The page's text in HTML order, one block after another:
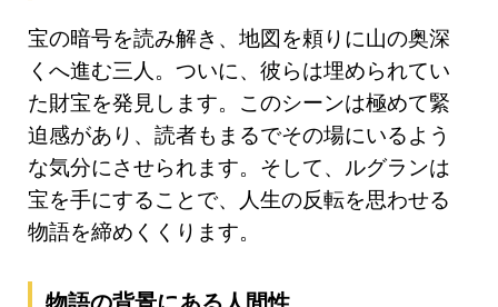
宝の暗号を読み解き、地図を頼りに山の奥深
くへ進む三人。ついに、彼らは埋められてい
た財宝を発見します。このシーンは極めて緊
迫感があり、読者もまるでその場にいるよう
な気分にさせられます。そして、ルグランは
宝を手にすることで、人生の反転を思わせる
物語を締めくくります。